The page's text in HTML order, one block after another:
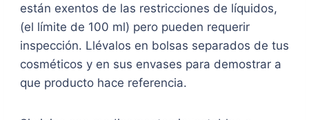
están exentos de las restricciones de líquidos,
(el límite de 100 ml) pero pueden requerir
inspección. Llévalos en bolsas separados de tus
cosméticos y en sus envases para demostrar a
que producto hace referencia.